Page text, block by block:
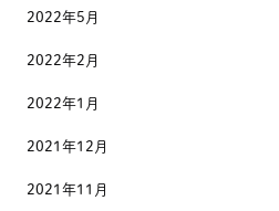
2022年5月
2022年2月
2022年1月
2021年12月
2021年11月